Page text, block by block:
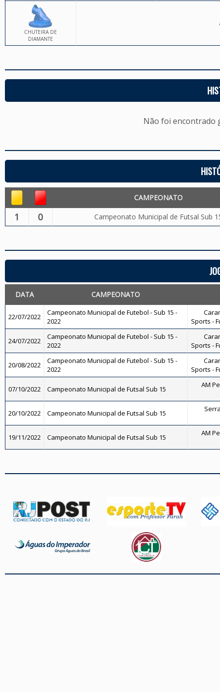
CHUTEIRA DE
DIAMANTE
Não foi encontrado
CAMPEONATO
1 0 Campeonato Municipal de Futsal Sub
DATA CAMPEONATO
22/07/2022
Campeonato Municipal de Futebol - Sub 15 -
2022
Sports -
24/07/2022
Campeonato Municipal de Futebol - Sub 15 -
2022
Sports -
20/08/2022
Campeonato Municipal de Futebol - Sub 15 -
2022
Sports -
07/10/2022 Campeonato Municipal de Futsal Sub 15 AM
20/10/2022 Campeonato Municipal de Futsal Sub 15
19/11/2022 Campeonato Municipal de Futsal Sub 15 AM